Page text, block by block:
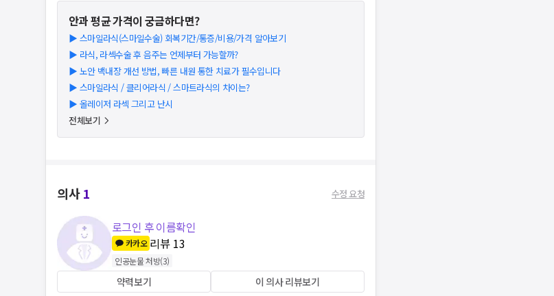
안과평균 가격이 궁금하다면?
▶ 스마일라식(스마일수술) 회복기간/통증/비용/가격 알아보기
▶ 라식, 라섹수술 후 음주는 언제부터 가능할까?
▶ 노안 백내장 개선 방법, 빠른 내원 통한 치료가 필수입니다
▶ 스마일라식 / 클리어라식 / 스마트라식의 차이는?
▶ 올레이저 라섹 그리고 난시
전체보기
의사1 수정 요청
로그인 후 이름확인
카카오 리뷰 13
인공눈물 처방(3)
약력보기 이 의사 리뷰보기